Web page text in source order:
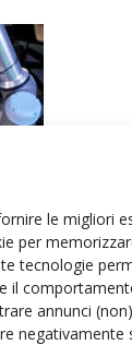
le migliori
per
tecnologie
il
annunci
negativamente